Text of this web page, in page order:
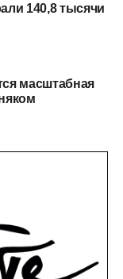
140,8 тысячи
масштабная